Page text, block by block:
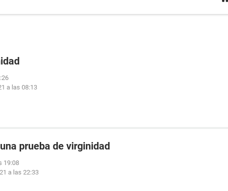
a las 08:13
prueba de virginidad
19:08
a las 22:33